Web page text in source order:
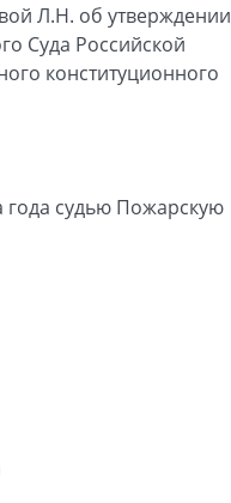
Л.Н. об утверждении
Суда Российской
конституционного
года судью Пожарскую